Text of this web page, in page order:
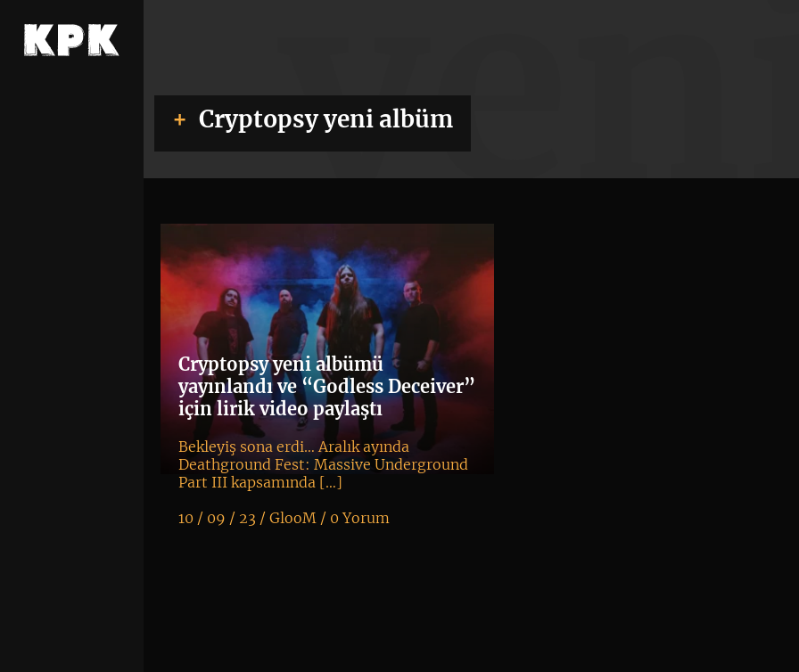
Cryptopsy yeni albüm
Cryptopsy yeni albümü
yayınlandı ve “Godless Deceiver”
için lirik video paylaştı
Bekleyiş sona erdi… Aralık ayında
Deathground Fest: Massive Underground
Part III kapsamında […]
10 / 09 / 23 /GlooM / 0 Yorum